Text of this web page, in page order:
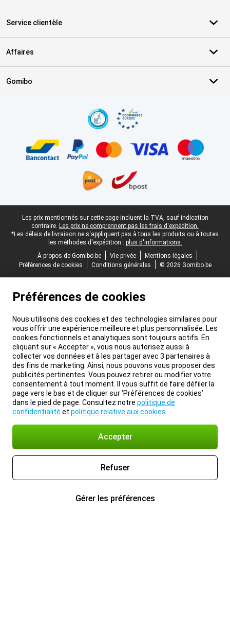
Service clientèle
Affaires
Gomibo
Pied-de-page légal
Les prix mentionnés sur cette page incluent la TVA, sauf indication
contraire. Les prix ne comprennent pas les frais d'expédition.
*Les délais de livraison ne s'appliquent pas à tous les produits ou à toutes
les méthodes d'expédition : plus d'informations.
À propos de Gomibo.be
Vie privée
Mentions légales
Préférences de cookies
Conditions générales © 2026 Gomibo.be
Préférences de cookies
Nous utilisons des cookies et des technologies similaires pour
vous offrir une expérience meilleure et plus personnalisée. Les
cookies fonctionnels et analytiques sont toujours actifs. En
cliquant sur « Accepter », vous nous autorisez aussi à
collecter vos données et à les partager avec 3 partenaires à
des fins de marketing. Ainsi, nous pouvons vous proposer des
publicités pertinentes. Vous pouvez retirer ou modifier votre
consentement à tout moment. Il vous suffit de faire défiler la
page vers le bas et de cliquer sur ‘Préférences de cookies’
dans le pied de page. Consultez notre politique de
confidentialité et politique relative aux cookies
Accepter
Refuser
Gérer les préférences